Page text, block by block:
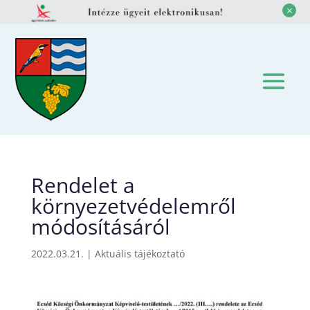
M
Rendelet a
környezetvédelemről
módosításáról
2022.03.21. | Aktuális tájékoztató